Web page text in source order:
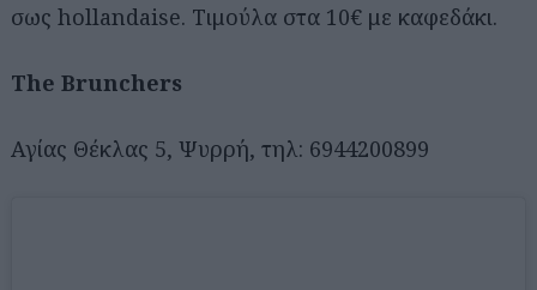
σως hollandaise. Τιμούλα στα 10€ με καφεδάκι.
The Brunchers
Αγίας Θέκλας 5, Ψυρρή, τηλ: 6944200899